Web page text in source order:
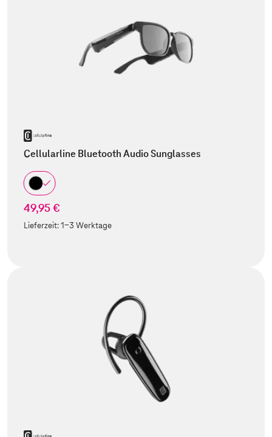
Cellularline Bluetooth Audio Sunglasses
49,95 €
Lieferzeit:1-3 Werktage